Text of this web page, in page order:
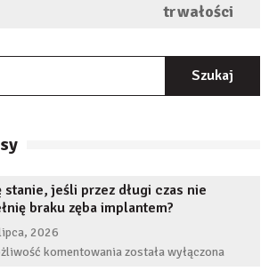
trwałości
stanie, jeśli przez długi czas nie
braku zęba implantem?
2026
komentowaniaCo
została wyłączona